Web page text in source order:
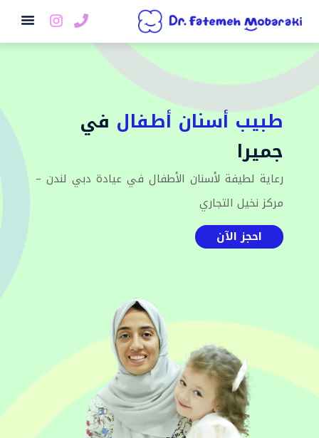
طبيب أسنان أطفال في
جميرا
رعاية لطيفة لأسنان الأطفال في عيادة دبي لندن –
مركز نخيل التجاري
احجز الآن